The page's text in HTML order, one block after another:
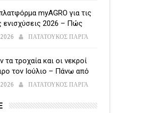
myAGRO για τις
ενισχύσεις 2026 – Πώς
η Ενιαία Αίτηση
ΠΑΤΑΤΟΥΚΟΣ ΠΑΡΓΑ
τα τροχαία και οι νεκροί
τον Ιούλιο – Πάνω από
ΠΑΤΑΤΟΥΚΟΣ ΠΑΡΓΑ